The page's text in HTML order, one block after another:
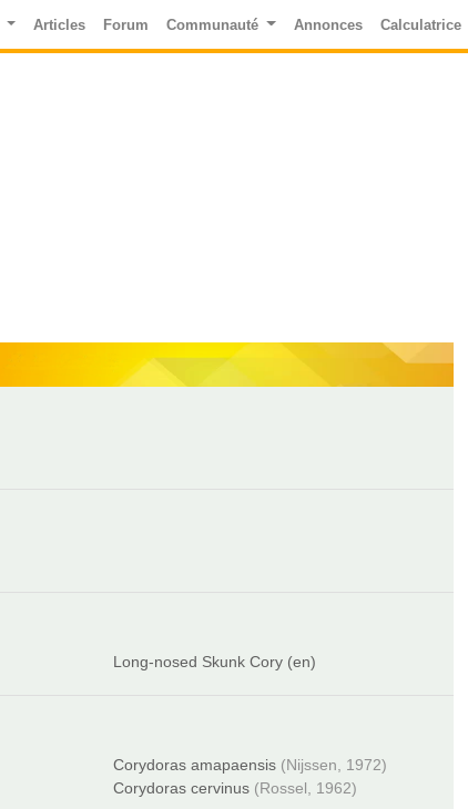
Articles Forum Communauté Annonces Calculatrice
Long-nosed Skunk Cory (en)
Corydoras amapaensis (Nijssen, 1972)
Corydoras cervinus (Rossel, 1962)